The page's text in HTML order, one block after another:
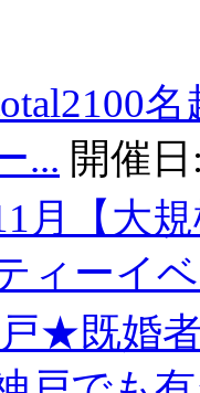
... 開催日:
月【大
ィーイ
★既婚